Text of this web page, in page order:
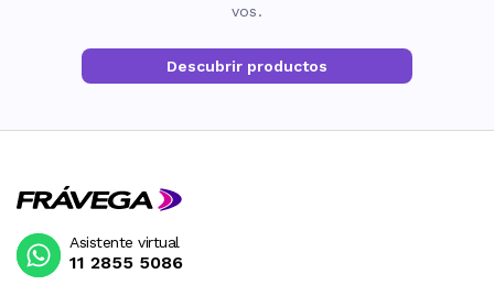
vos.
Descubrir productos
Asistente virtual
11 2855 5086